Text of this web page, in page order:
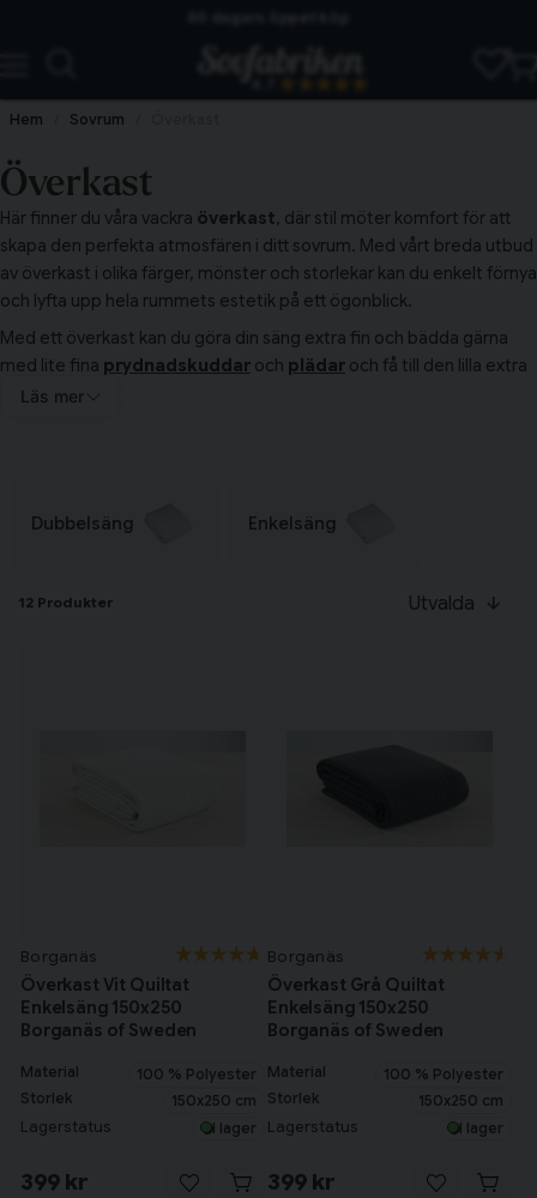
Hem Sovrum
Överkast
Här finner du våra vackra överkast, där stil möter komfort för att
skapa den perfekta atmosfären i ditt sovrum. Med vårt breda utbud
av överkast i olika färger, mönster och storlekar kan du enkelt förnya
och lyfta upp hela rummets estetik på ett ögonblick.
Med ett överkast kan du göra din säng extra fin och bädda gärna
med lite fina prydnadskuddar och plädar och få till den lilla extra
lyxen.
Läs mer
Dubbelsäng Enkelsäng
12 Produkter Utvalda
Borganäs
Överkast Vit Quiltat
Enkelsäng 150x250
Borganäs of Sweden
Material
100 % Polyester
Storlek
150x250 cm
Lagerstatus I lager
399 kr
Borganäs
Överkast Grå Quiltat
Enkelsäng 150x250
Borganäs of Sweden
Material
100 % Polyester
Storlek
150x250 cm
Lagerstatus I lager
399 kr